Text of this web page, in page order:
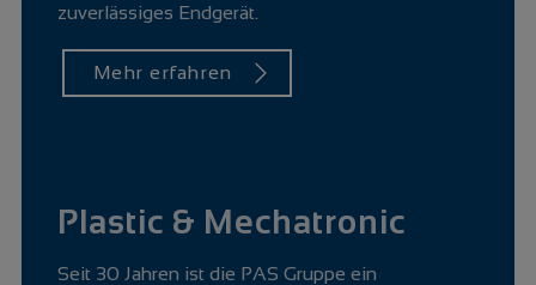
zuverlässiges Endgerät.
Mehr erfahren
Plastic & Mechatronic
Seit 30 Jahren ist die PAS Gruppe ein